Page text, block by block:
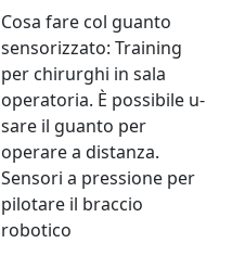
Cosa fare col guanto
sensorizzato: Training
per chirurghi in sala
operatoria. È possibile u­­­­
sare il guanto per
operare a distanza.
Sensori a pressione per
pilotare il braccio
robotico